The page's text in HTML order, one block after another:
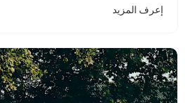
إعرف المزيد